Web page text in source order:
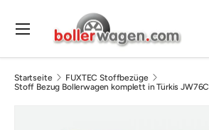
Direkt zum Inhalt
Suchen
Menü
Startseite
FUXTEC Stoffbezüge
Stoff Bezug Bollerwagen komplett in Türkis JW76C